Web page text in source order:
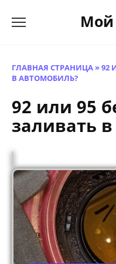
Мой
ГЛАВНАЯ СТРАНИЦА»92
В АВТОМОБИЛЬ?
92 или 95
заливать